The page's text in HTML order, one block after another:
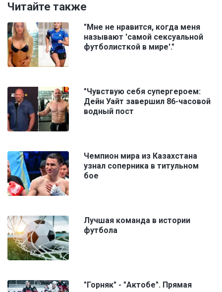
Читайте также
"Мне не нравится, когда меня
называют 'самой сексуальной
футболисткой в мире'."
"Чувствую себя супергероем:
Дейн Уайт завершил 86-часовой
водный пост
Чемпион мира из Казахстана
узнал соперника в титульном
бое
Лучшая команда в истории
футбола
"Горняк" - "Актобе". Прямая